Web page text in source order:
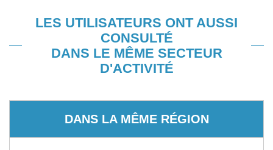
LES UTILISATEURS ONT AUSSI
CONSULTÉ
DANS LE MÊME SECTEUR
D'ACTIVITÉ
DANS LA MÊME RÉGION